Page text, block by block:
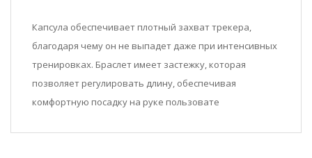
Капсула обеспечивает плотный захват трекера,
благодаря чему он не выпадет даже при интенсивных
тренировках. Браслет имеет застежку, которая
позволяет регулировать длину, обеспечивая
комфортную посадку на руке пользовате